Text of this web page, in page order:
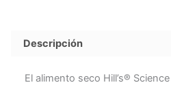
Descripción
El alimento seco Hill’s®